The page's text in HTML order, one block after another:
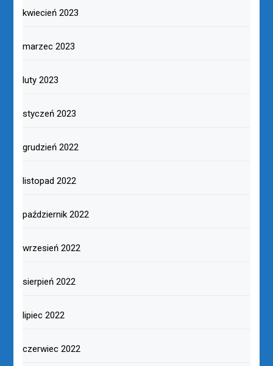
kwiecień 2023
marzec 2023
luty 2023
styczeń 2023
grudzień 2022
listopad 2022
październik 2022
wrzesień 2022
sierpień 2022
lipiec 2022
czerwiec 2022